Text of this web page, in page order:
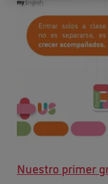
Nuestro primer